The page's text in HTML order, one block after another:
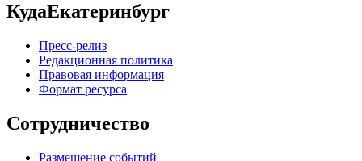
КудаЕкатеринбург
Пресс-релиз
Редакционная политика
Правовая информация
Формат ресурса
Сотрудничество
Размещение событий